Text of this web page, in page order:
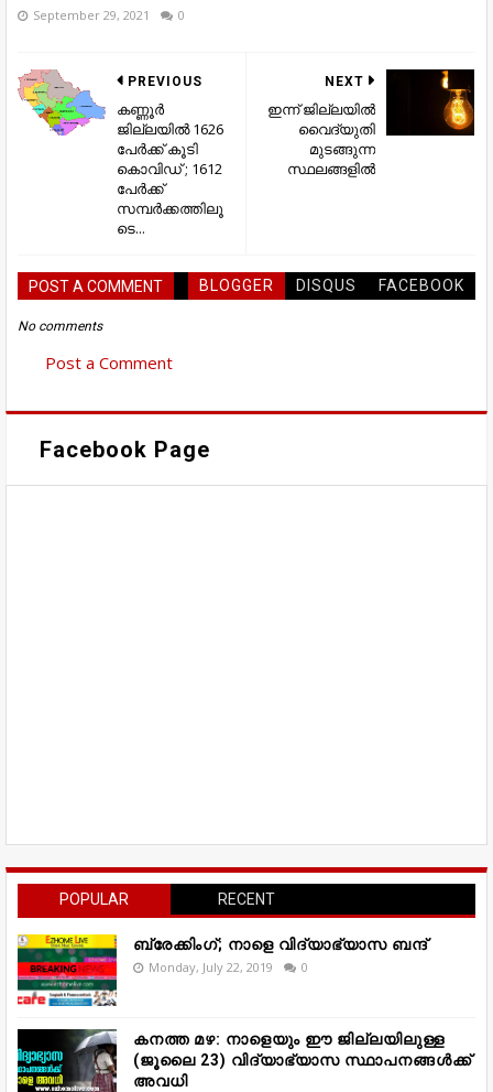
September 29, 2021 0
NEXT
ഇന്ന് ജില്ലയിൽ
വൈദ്യുതി
മുടങ്ങുന്ന
സ്ഥലങ്ങളിൽ
PREVIOUS
കണ്ണൂർ
ജില്ലയില്‍ 1626
പേര്‍ക്ക് കൂടി
കൊവിഡ് ; 1612
പേര്‍ക്ക്
സമ്പര്‍ക്കത്തിലൂ
ടെ...
POST A COMMENT BLOGGER DISQUS FACEBOOK
No comments
Post a Comment
Facebook Page
POPULAR RECENT
ബ്രേക്കിംഗ്; നാളെ വിദ്യാഭ്യാസ ബന്ദ്
Monday, July 22, 2019 0
കനത്ത മഴ: നാളെയും ഈ ജില്ലയിലുള്ള
(ജൂലൈ 23) വിദ്യാഭ്യാസ സ്ഥാപനങ്ങൾക്ക്
അവധി